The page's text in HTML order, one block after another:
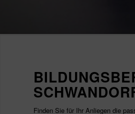
Finden Sie für Ihr Anliegen die